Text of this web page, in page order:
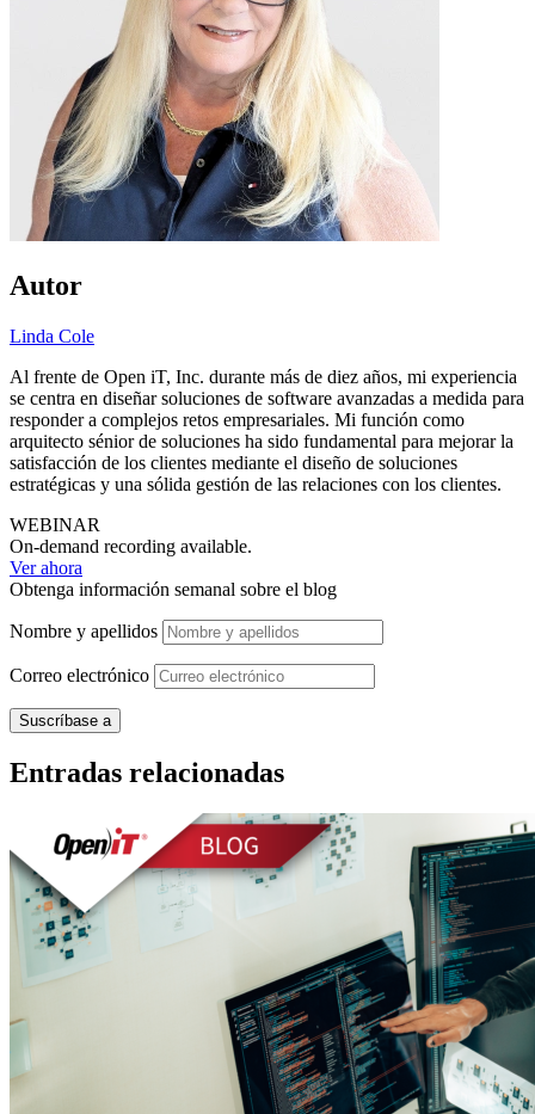
Autor
Linda Cole
Al frente de Open iT, Inc. durante más de diez años, mi experiencia
se centra en diseñar soluciones de software avanzadas a medida para
responder a complejos retos empresariales. Mi función como
arquitecto sénior de soluciones ha sido fundamental para mejorar la
satisfacción de los clientes mediante el diseño de soluciones
estratégicas y una sólida gestión de las relaciones con los clientes.
WEBINAR
On-demand recording available.
Ver ahora
Obtenga información semanal sobre el blog
Nombre y apellidos
Correo electrónico
Entradas relacionadas